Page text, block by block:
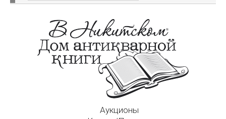
Аукционы